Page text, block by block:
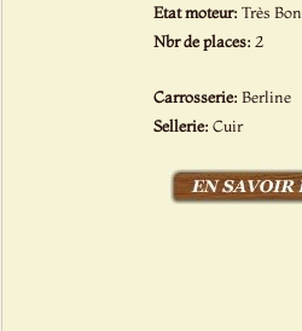
Etat moteur:Très Bon
Nbr de places: 2
Carrosserie:Berline
Sellerie:Cuir